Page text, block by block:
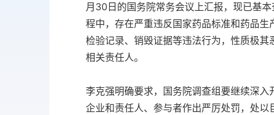
月30日的国务院常务会议上汇报，现已基
程中，存在严重违反国家药品标准和药品
检验记录、销毁证据等违法行为，性质极
相关责任人。
李克强明确要求，国务院调查组要继续深
企业和责任人、参与者作出严厉处罚，处